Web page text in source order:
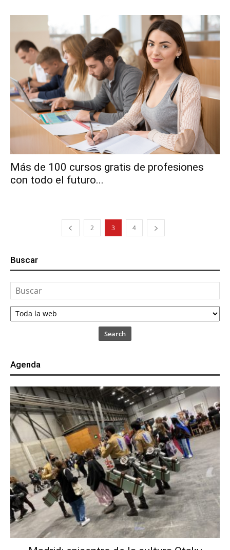
Más de 100 cursos gratis de profesiones
con todo el futuro...
2 3 4
Buscar
Search
Agenda